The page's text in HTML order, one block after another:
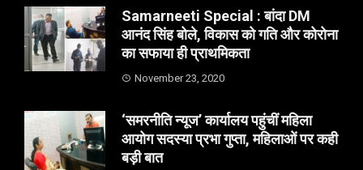
Samarneeti Special : बांदा DM
आनंद सिंह बोले, विकास को गति और कोरोना
का सफाया ही प्राथमिकता
November 23, 2020
‘समरनीति न्यूज’ कार्यालय पहुंचीं महिला
आयोग सदस्या प्रभा गुप्ता, महिलाओं पर कही
बड़ी बात